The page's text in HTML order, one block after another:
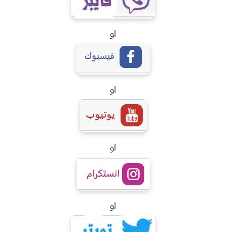
او
او
او
او